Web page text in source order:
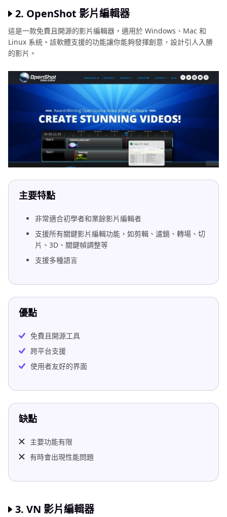
2. OpenShot 影片編輯器
這是一款免費且開源的影片編輯器，適用於 Windows、Mac 和
Linux 系統。該軟體支援的功能讓你能夠發揮創意，設計引人入勝
的影片。
主要特點
非常適合初學者和業餘影片編輯者
支援所有關鍵影片編輯功能，如剪輯、濾鏡、轉場、切
片、3D、關鍵幀調整等
支援多種語言
優點
免費且開源工具
跨平台支援
使用者友好的界面
缺點
主要功能有限
有時會出現性能問題
3. VN 影片編輯器